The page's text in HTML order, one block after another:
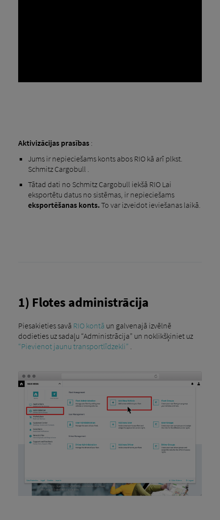
Aktivizācijas prasības:
Jums ir nepieciešams konts abos RIO kā arī plkst.
Schmitz Cargobull .
Tātad dati no Schmitz Cargobull iekšā RIO Lai
eksportētu datus no sistēmas, ir nepieciešams
eksportēšanas konts.To var izveidot ieviešanas laikā.
1) Flotes administrācija
Piesakieties savā RIO kontā un galvenajā izvēlnē
dodieties uz sadaļu “Administrācija” un noklikšķiniet uz
“Pievienot jaunu transportlīdzekli” .